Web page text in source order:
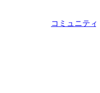
コミュニティ